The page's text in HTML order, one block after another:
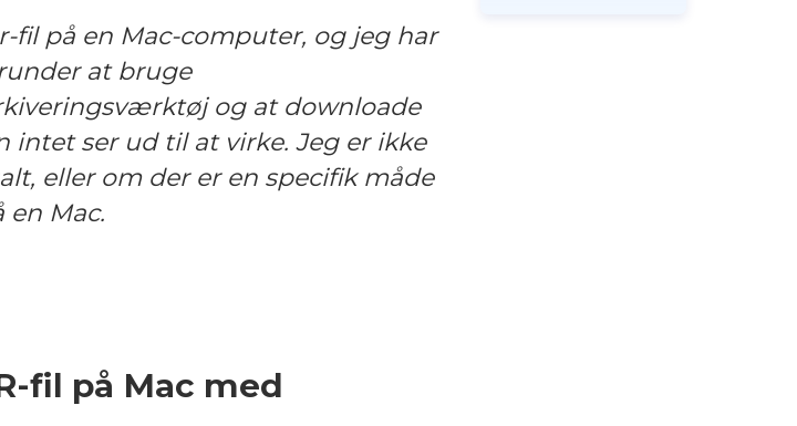
fil på en Mac-computer, og jeg har
at bruge
og at downloade
intet ser ud til at virke. Jeg er ikke
eller om der er en specifik måde
en Mac.
fil på Mac med